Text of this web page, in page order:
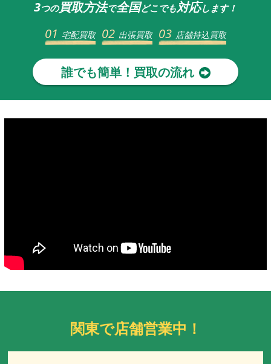
3つの買取方法で全国どこでも対応します！
01 宅配買取 02 出張買取 03 店舗持込買取
誰でも簡単！買取の流れ
関東で店舗営業中！